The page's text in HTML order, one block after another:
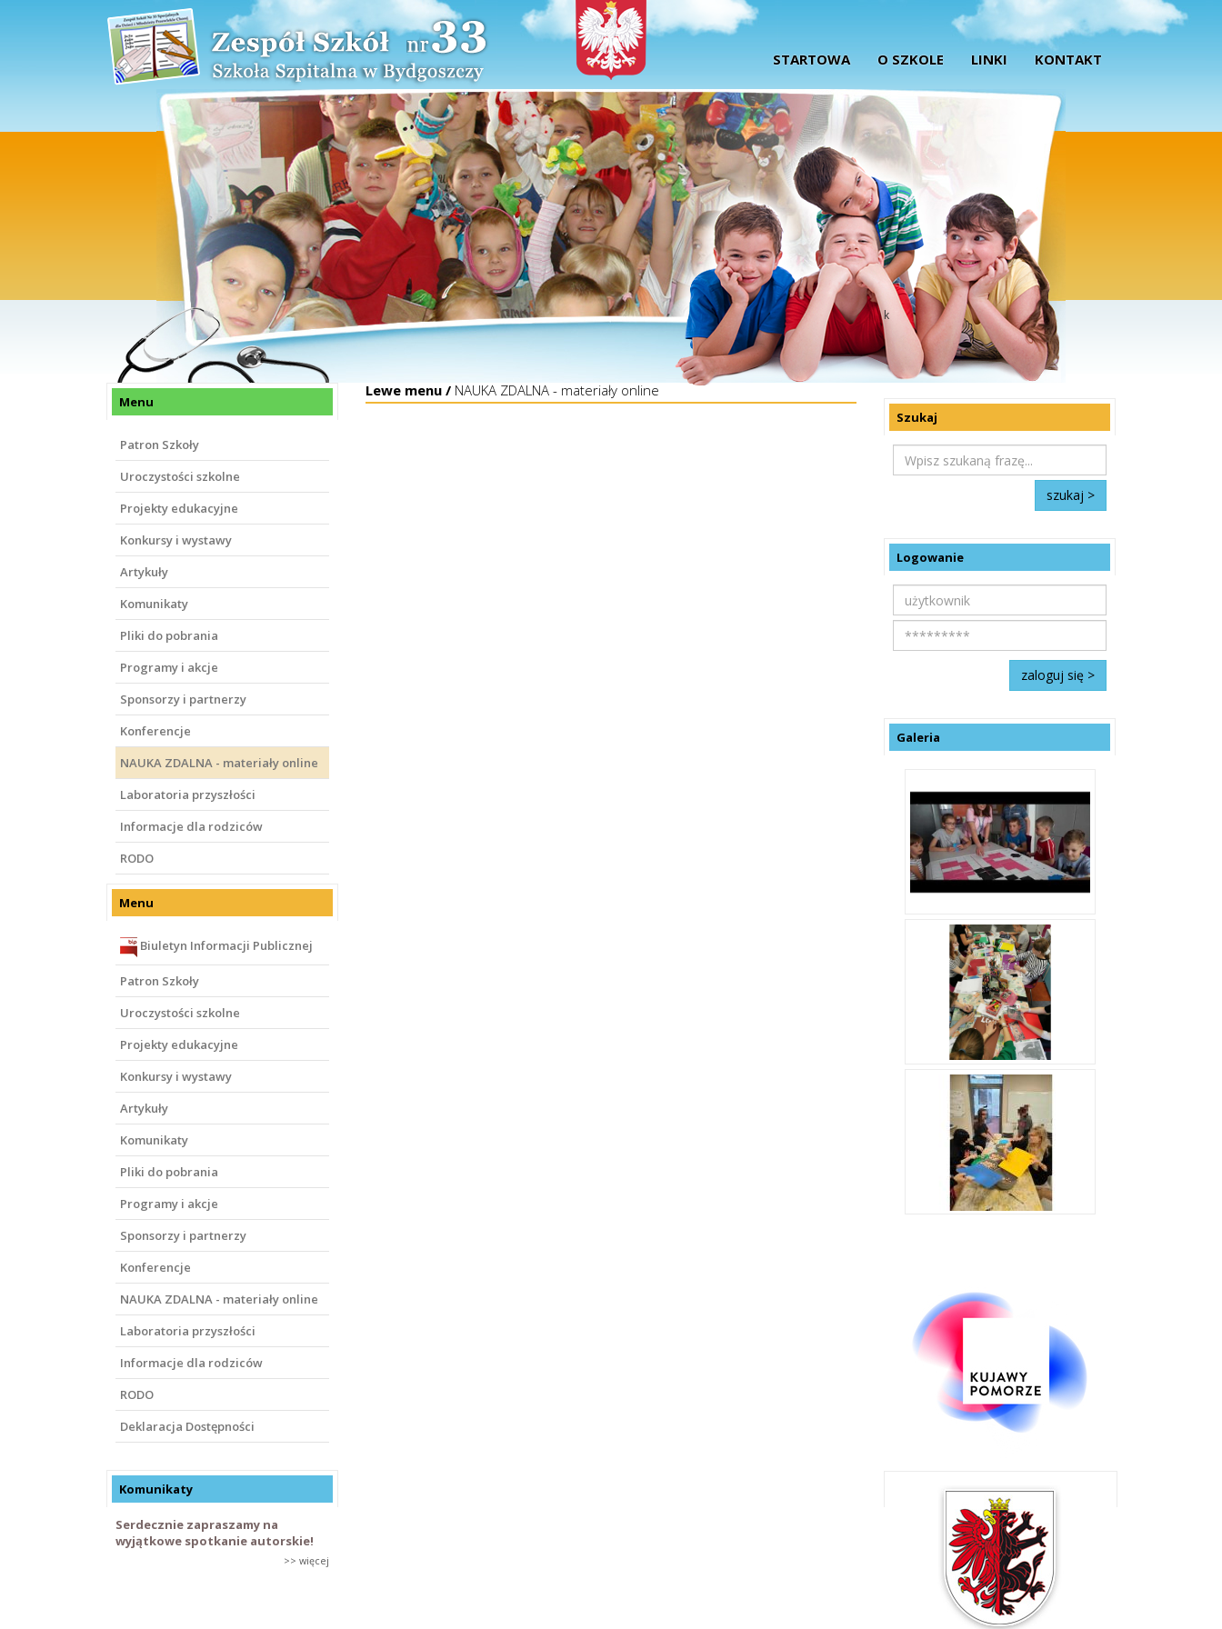
STARTOWA O SZKOLE LINKI KONTAKT
Menu
Patron Szkoły
Uroczystości szkolne
Projekty edukacyjne
Konkursy i wystawy
Artykuły
Komunikaty
Pliki do pobrania
Programy i akcje
Sponsorzy i partnerzy
Konferencje
NAUKA ZDALNA - materiały online
Laboratoria przyszłości
Informacje dla rodziców
RODO
Menu
Biuletyn Informacji Publicznej
Patron Szkoły
Uroczystości szkolne
Projekty edukacyjne
Konkursy i wystawy
Artykuły
Komunikaty
Pliki do pobrania
Programy i akcje
Sponsorzy i partnerzy
Konferencje
NAUKA ZDALNA - materiały online
Laboratoria przyszłości
Informacje dla rodziców
RODO
Deklaracja Dostępności
Komunikaty
Serdecznie zapraszamy na
wyjątkowe spotkanie autorskie!
>> więcej
Lewe menu / NAUKA ZDALNA - materiały online
k
Szukaj
Logowanie
Galeria